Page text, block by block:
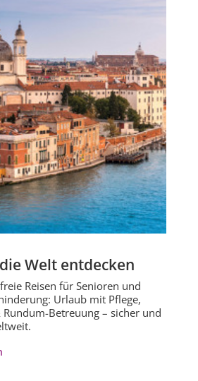
Welt entdecken
Reisen für Senioren und
Urlaub mit Pflege,
Betreuung – sicher und